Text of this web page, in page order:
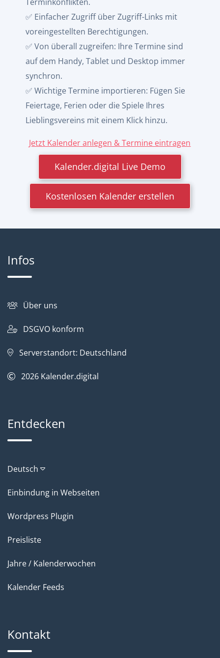
✅ Einfacher Zugriff über Zugriff-Links mit
voreingestellten Berechtigungen.
✅ Von überall zugreifen: Ihre Termine sind
auf dem Handy, Tablet und Desktop immer
synchron.
✅ Wichtige Termine importieren: Fügen Sie
Feiertage, Ferien oder die Spiele Ihres
Lieblingsvereins mit einem Klick hinzu.
Jetzt Kalender anlegen & Termine eintragen
Kalender.digital Live Demo
Kostenlosen Kalender erstellen
Infos
Über uns
DSGVO konform
Serverstandort: Deutschland
2026 Kalender.digital
Entdecken
Deutsch
Einbindung in Webseiten
Wordpress Plugin
Preisliste
Jahre / Kalenderwochen
Kalender Feeds
Kontakt